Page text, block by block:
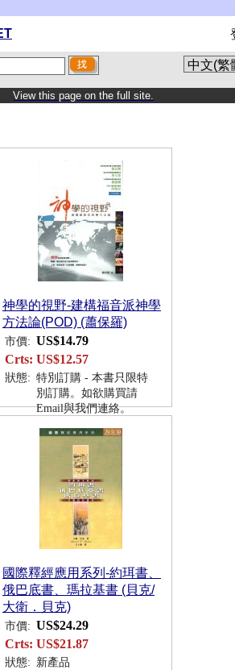
View this page on the full site.
神學的視野-建構福音派神學
方法論(POD) (蕭保羅)
市價: US$14.79
Crts: US$12.57
狀態: 特別訂購 - 本書只限特
別訂購。如欲購買請
Email與我們連絡。
國際釋經應用系列-約珥書、
俄巴底書、瑪拉基書 (貝克/
大衛．貝克)
市價: US$24.29
Crts: US$21.87
狀態: 新產品